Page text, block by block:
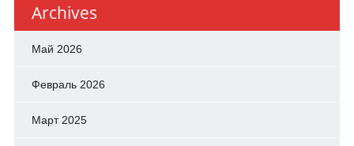
Archives
Май 2026
Февраль 2026
Март 2025